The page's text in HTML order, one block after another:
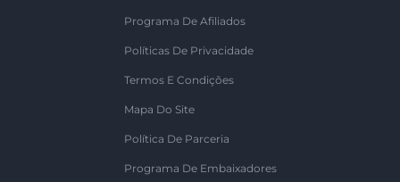
Programa De Afiliados
Políticas De Privacidade
Termos E Condições
Mapa Do Site
Política De Parceria
Programa De Embaixadores